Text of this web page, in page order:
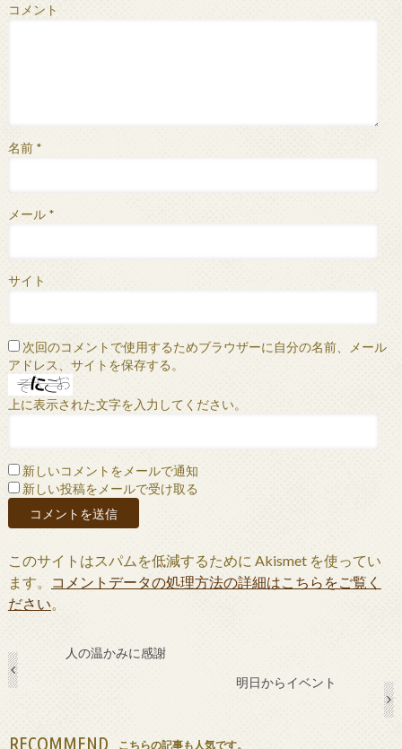
コメント
名前 *
メール *
サイト
次回のコメントで使用するためブラウザーに自分の名前、メール
アドレス、サイトを保存する。
上に表示された文字を入力してください。
新しいコメントをメールで通知
新しい投稿をメールで受け取る
このサイトはスパムを低減するために Akismet を使ってい
ます。
コメントデータの処理方法の詳細はこちらをご覧く
ださい
人の温かみに感謝
明日からイベント
RECOMMEND こちらの記事も人気です。